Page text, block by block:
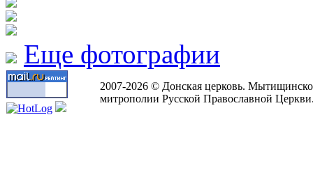
Еще фотографии
2007-2026 © Донская церковь.
митрополии Русской Православной